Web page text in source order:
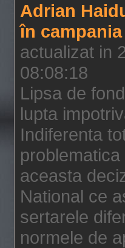
Adrian
în
actualizat in
08:08:18
Lipsa de
lupta
Indiferenta
aceasta
National ce
sertarele
normele de